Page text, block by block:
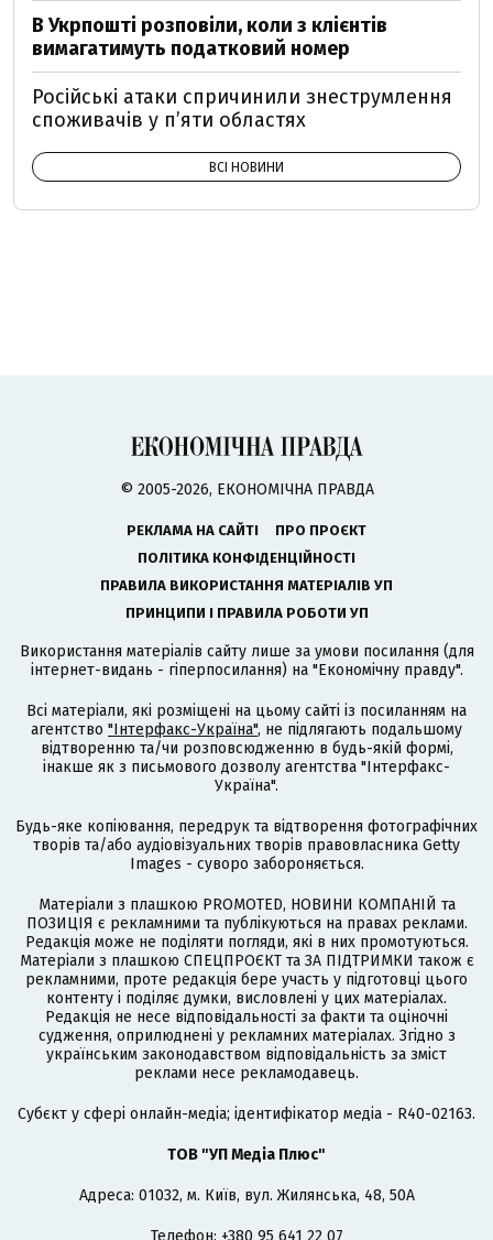
В Укрпошті розповіли, коли з клієнтів
вимагатимуть податковий номер
Російські атаки спричинили знеструмлення
споживачів у п’яти областях
ВСІ НОВИНИ
© 2005-2026, ЕКОНОМІЧНА ПРАВДА
РЕКЛАМА НА САЙТІ
ПРО ПРОЄКТ
ПОЛІТИКА КОНФІДЕНЦІЙНОСТІ
ПРАВИЛА ВИКОРИСТАННЯ МАТЕРІАЛІВ УП
ПРИНЦИПИ І ПРАВИЛА РОБОТИ УП
Використання матеріалів сайту лише за умови посилання (для
інтернет-видань - гіперпосилання) на "Економічну правду".
Всі матеріали, які розміщені на цьому сайті із посиланням на
агентство "Інтерфакс-Україна", не підлягають подальшому
відтворенню та/чи розповсюдженню в будь-якій формі,
інакше як з письмового дозволу агентства "Інтерфакс-
Україна".
Будь-яке копіювання, передрук та відтворення фотографічних
творів та/або аудіовізуальних творів правовласника Getty
Images - суворо забороняється.
Матеріали з плашкою PROMOTED, НОВИНИ КОМПАНІЙ та
ПОЗИЦІЯ є рекламними та публікуються на правах реклами.
Редакція може не поділяти погляди, які в них промотуються.
Матеріали з плашкою СПЕЦПРОЄКТ та ЗА ПІДТРИМКИ також є
рекламними, проте редакція бере участь у підготовці цього
контенту і поділяє думки, висловлені у цих матеріалах.
Редакція не несе відповідальності за факти та оціночні
судження, оприлюднені у рекламних матеріалах. Згідно з
українським законодавством відповідальність за зміст
реклами несе рекламодавець.
Cубєкт у сфері онлайн-медіа; ідентифікатор медіа - R40-02163.
ТОВ "УП Медіа Плюс"
Адреса: 01032, м. Київ, вул. Жилянська, 48, 50А